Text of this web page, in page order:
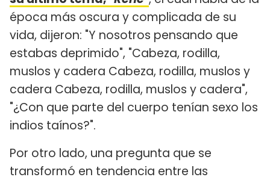
época más oscura y complicada de su
vida, dijeron: "Y nosotros pensando que
estabas deprimido", "Cabeza, rodilla,
muslos y cadera Cabeza, rodilla, muslos y
cadera Cabeza, rodilla, muslos y cadera",
"¿Con que parte del cuerpo tenían sexo los
indios taínos?".
Por otro lado, una pregunta que se
transformó en tendencia entre las